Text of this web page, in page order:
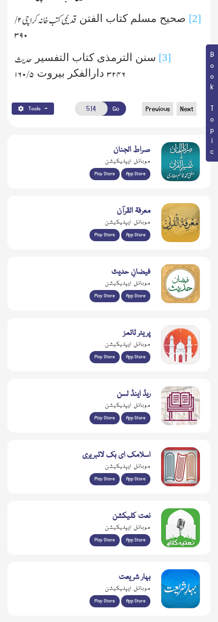
Book Topic
[2] صحیح مسلم کتاب الفتن قدیمی کتب خانہ کراچی ۲ /
۳۹۰
[3] سنن الترمذی کتاب التفسیر حدیث
۳۲۴۶ دارالفکر بیروت ۵ /۱۶۰
Tools Go Previous Next
صراط الجنان
موبائل ایپلیکیشن
Play Store App Store
معرفۃ القرآن
موبائل ایپلیکیشن
Play Store App Store
فیضانِ حدیث
موبائل ایپلیکیشن
Play Store App Store
پریئر ٹائمز
موبائل ایپلیکیشن
Play Store App Store
ریڈ اینڈ لسن
موبائل ایپلیکیشن
Play Store App Store
اسلامک ای بک لائبریری
موبائل ایپلیکیشن
Play Store App Store
نعت کلیکشن
موبائل ایپلیکیشن
Play Store App Store
بہار شریعت
موبائل ایپلیکیشن
Play Store App Store